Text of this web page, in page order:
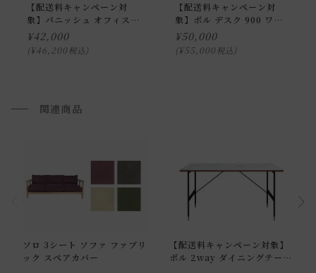
配送方法に関しては「 お買い物ガイド(お届けについて)」を
ご確認下さい。
■ご不明な点やご希望がございましたら、お気軽にお問い合
小型商品の日時・時間指定について
申し訳ございませんが、具体的な時間帯指定をしての出荷は
できません。
日曜・祝日は、時間帯指定ができません。
指定ではなく希望と言う形でお荷物に記載する事はできます
が、 希望通りに届かない可能性もございますのでご了承下さ
【配送料キャンペーン対
象】パニッシュ オフィスチ
ェア
¥42,000
¥46,200 税込
【配送料キャンペーン対
象】ポル デスク 900 ワイ
ド ユロップグレー
¥50,000
¥55,000 税込
関連商品
ソロ 3シート ソファ ファブリ
ック スペアカバー
【配送料キャンペーン対象】
ポル 2way ダイニングテーブ